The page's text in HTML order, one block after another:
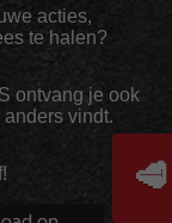
acties,
te halen?
ontvang je ook
vindt.
🥩